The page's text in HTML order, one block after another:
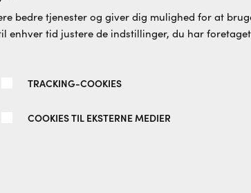
bedre tjenester og giver dig mulighed for at
enhver tid justere de indstillinger, du har
TRACKING-COOKIES
COOKIES TIL EKSTERNE MEDIER